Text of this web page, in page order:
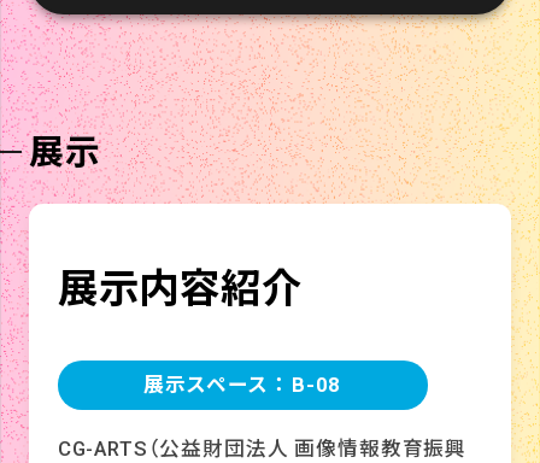
展示
展示内容紹介
展示スペース ： B-08
CG-ARTS（公益財団法人 画像情報教育振興